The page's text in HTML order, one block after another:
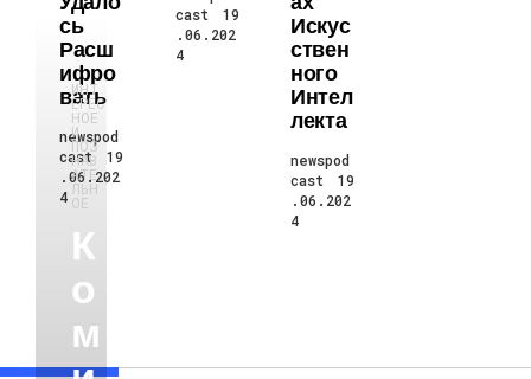
Сь
Расш
Ифро
Вать
newspod
cast
19
.06.202
4
cast
19
.06.202
4
Искус
Ствен
Ного
Интел
Лекта
newspod
cast
19
.06.202
4
ИНТ
ЕРЕС
НОЕ
И
ПОЗ
НАВ
АТЕ
ЛЬН
ОЕ
К
О
М